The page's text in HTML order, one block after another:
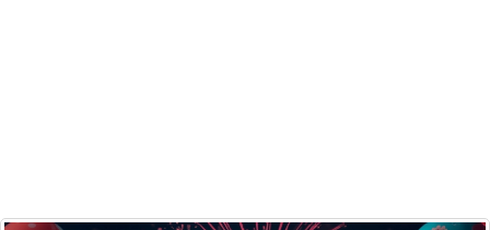
Felicitari zile saptamana